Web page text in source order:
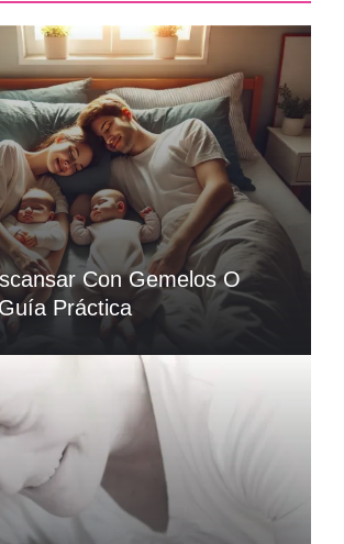
Con Gemelos O
Práctica